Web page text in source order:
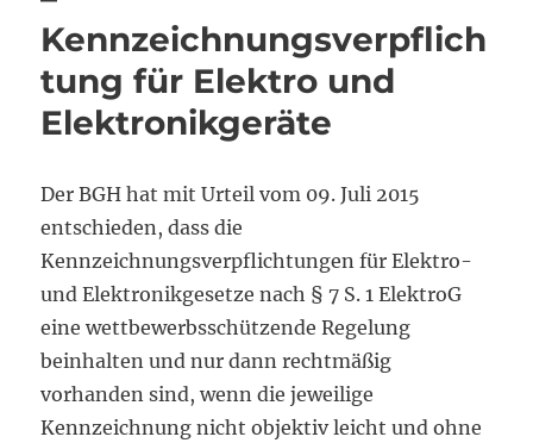
Kennzeichnungsverpflich
tung für Elektro und
Elektronikgeräte
Der BGH hat mit Urteil vom 09. Juli 2015
entschieden, dass die
Kennzeichnungsverpflichtungen für Elektro-
und Elektronikgesetze nach § 7 S. 1 ElektroG
eine wettbewerbsschützende Regelung
beinhalten und nur dann rechtmäßig
vorhanden sind, wenn die jeweilige
Kennzeichnung nicht objektiv leicht und ohne